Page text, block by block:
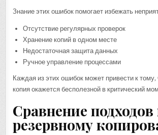
Знание этих ошибок помогает избежать
Отсутствие регулярных проверок
Хранение копий в одном месте
Недостаточная защита данных
Ручное управление процессами
Каждая из этих ошибок может привести к тому,
копия окажется бесполезной в критический
Сравнение подходов
резервному